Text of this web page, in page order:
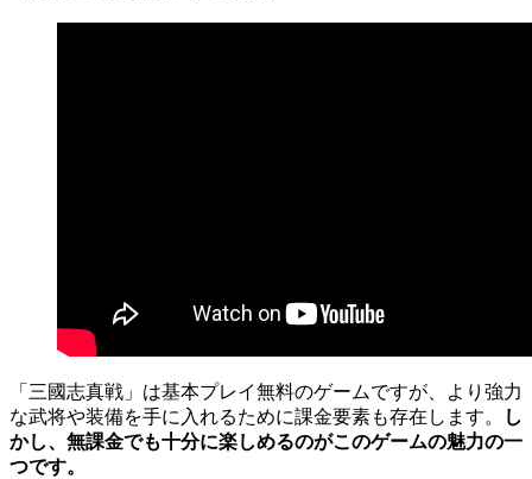
「三國志真戦」は基本プレイ無料のゲームですが、より強力
な武将や装備を手に入れるために課金要素も存在します。
し
かし、無課金でも十分に楽しめるのがこのゲームの魅力の一
つです。